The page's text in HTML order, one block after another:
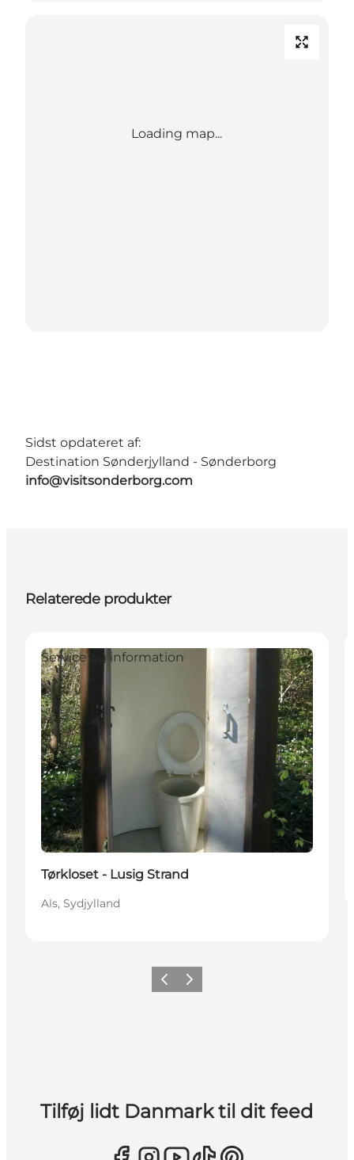
Loading map...
Sidst opdateret af:
Destination Sønderjylland - Sønderborg
info@visitsonderborg.com
Relaterede produkter
Service og information
Tørkloset - Lusig Strand
Als, Sydjylland
ForrigeNæste
Tilføj lidt Danmark til dit feed